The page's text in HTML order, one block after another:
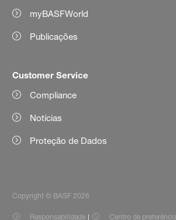
myBASFWorld
Publicações
Customer Service
Compliance
Notícias
Proteção de Dados
Copyright © BASF 2026
Responsabilidade Centro de